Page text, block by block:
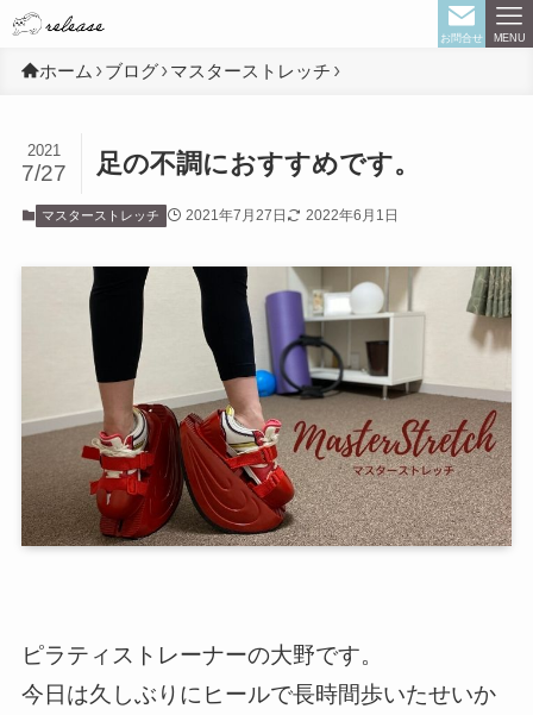
お問合せ MENU
ホーム ブログ マスターストレッチ
足の不調におすすめです。
2021
7/27
マスターストレッチ 2021年7月27日 2022年6月1日
ピラティストレーナーの大野です。
今日は久しぶりにヒールで長時間歩いたせいか